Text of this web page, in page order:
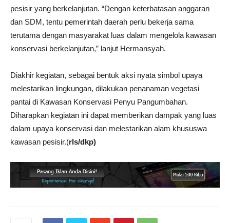
pesisir yang berkelanjutan. “Dengan keterbatasan anggaran
dan SDM, tentu pemerintah daerah perlu bekerja sama
terutama dengan masyarakat luas dalam mengelola kawasan
konservasi berkelanjutan,” lanjut Hermansyah.
Diakhir kegiatan, sebagai bentuk aksi nyata simbol upaya
melestarikan lingkungan, dilakukan penanaman vegetasi
pantai di Kawasan Konservasi Penyu Pangumbahan.
Diharapkan kegiatan ini dapat memberikan dampak yang luas
dalam upaya konservasi dan melestarikan alam khususwa
kawasan pesisir.(rls/dkp)